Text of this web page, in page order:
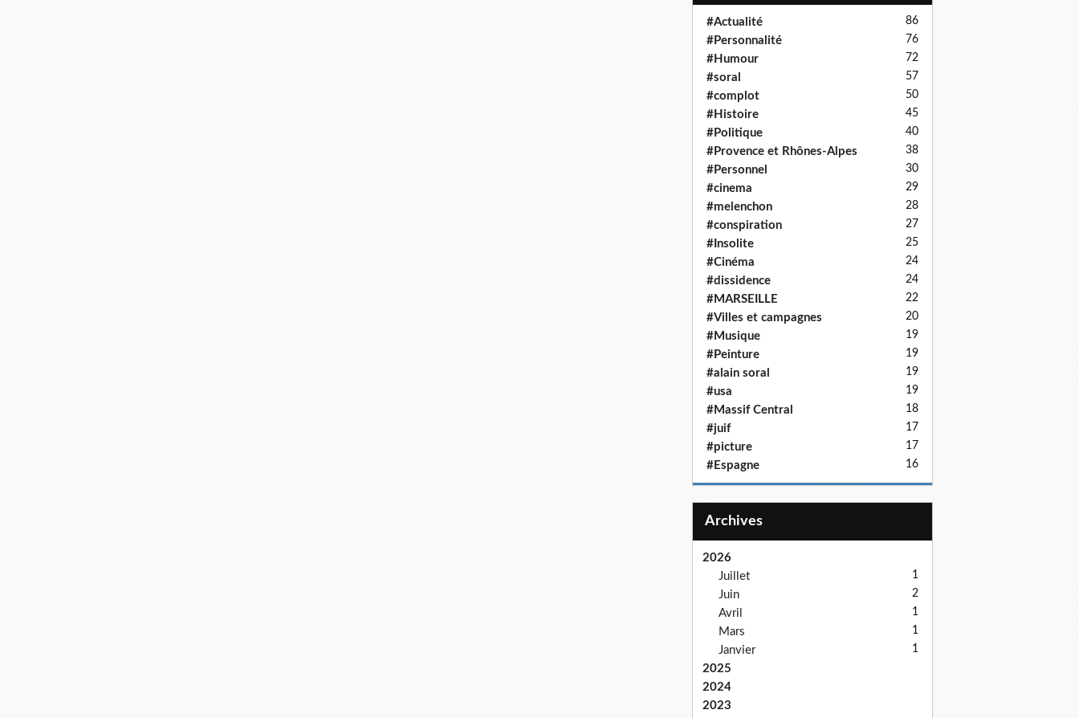
#Actualité 86
#Personnalité 76
#Humour 72
#soral 57
#complot 50
#Histoire 45
#Politique 40
#Provence et Rhônes-Alpes 38
#Personnel 30
#cinema 29
#melenchon 28
#conspiration 27
#Insolite 25
#Cinéma 24
#dissidence 24
#MARSEILLE 22
#Villes et campagnes 20
#Musique 19
#Peinture 19
#alain soral 19
#usa 19
#Massif Central 18
#juif 17
#picture 17
#Espagne 16
Archives
2026
Juillet
1
Juin 2
Avril 1
Mars 1
Janvier 1
2025
2024
2023